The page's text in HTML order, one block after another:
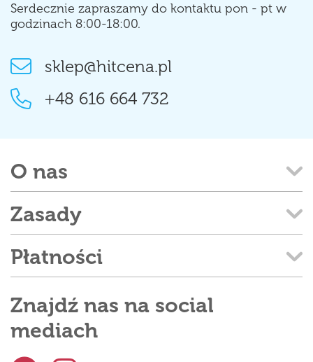
Serdecznie zapraszamy do kontaktu pon - pt w
godzinach 8:00-18:00.
sklep@hitcena.pl
+48 616 664 732
O nas
Zasady
Płatności
Znajdź nas na social
mediach